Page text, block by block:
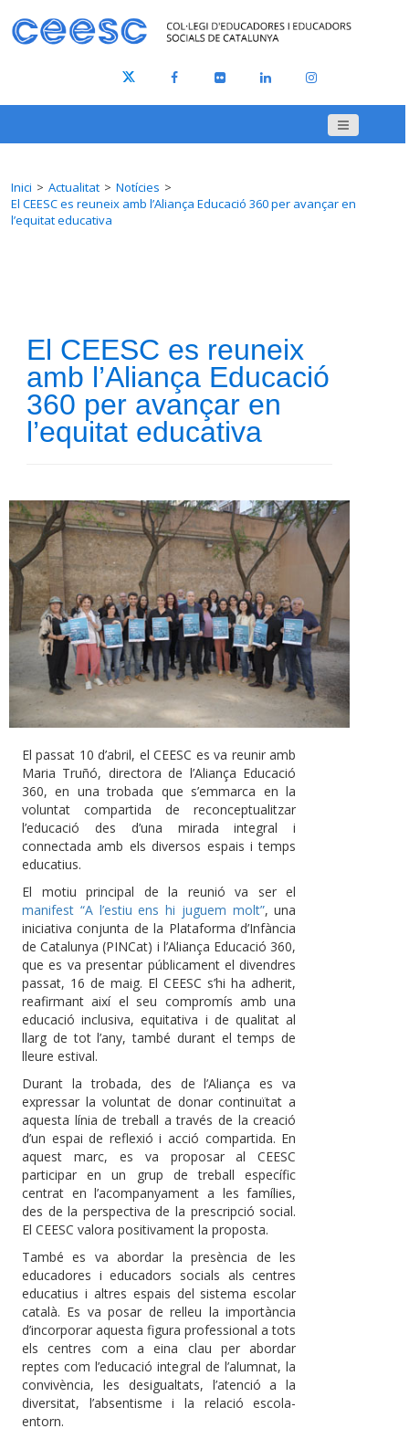
Inici Actualitat
Notícies
El CEESC es reuneix amb l’Aliança Educació 360 per avançar en
l’equitat educativa
El CEESC es reuneix
amb l’Aliança Educació
360 per avançar en
l’equitat educativa
El passat 10 d’abril, el CEESC es va reunir amb
Maria Truñó, directora de l’Aliança Educació
360, en una trobada que s’emmarca en la
voluntat compartida de reconceptualitzar
l’educació des d’una mirada integral i
connectada amb els diversos espais i temps
educatius.
El motiu principal de la reunió va ser el
manifest “A l’estiu ens hi juguem molt”, una
iniciativa conjunta de la Plataforma d’Infància
de Catalunya (PINCat) i l’Aliança Educació 360,
que es va presentar públicament el divendres
passat, 16 de maig. El CEESC s’hi ha adherit,
reafirmant així el seu compromís amb una
educació inclusiva, equitativa i de qualitat al
llarg de tot l’any, també durant el temps de
lleure estival.
Durant la trobada, des de l’Aliança es va
expressar la voluntat de donar continuïtat a
aquesta línia de treball a través de la creació
d’un espai de reflexió i acció compartida. En
aquest marc, es va proposar al CEESC
participar en un grup de treball específic
centrat en l’acompanyament a les famílies,
des de la perspectiva de la prescripció social.
El CEESC valora positivament la proposta.
També es va abordar la presència de les
educadores i educadors socials als centres
educatius i altres espais del sistema escolar
català. Es va posar de relleu la importància
d’incorporar aquesta figura professional a tots
els centres com a eina clau per abordar
reptes com l’educació integral de l’alumnat, la
convivència, les desigualtats, l’atenció a la
diversitat, l’absentisme i la relació escola-
entorn.